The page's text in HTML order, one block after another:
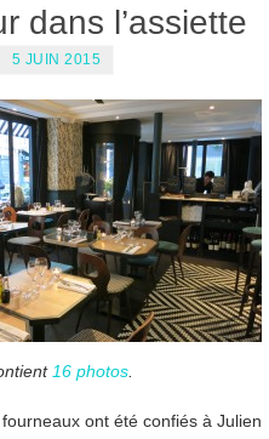
dans l’assiette
5 JUIN 2015
16 photos.
ont été confiés à Julien